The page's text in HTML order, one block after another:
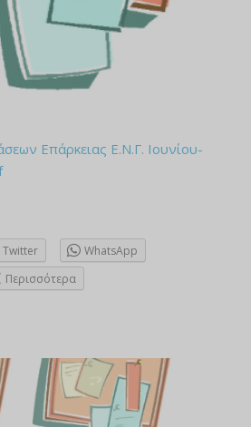
Επάρκειας Ε.Ν.Γ. Ιουνίου-
Twitter
WhatsApp
Περισσότερα